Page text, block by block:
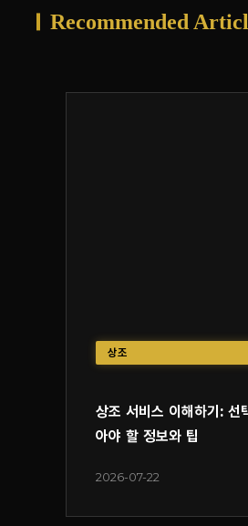
Recommended
상조
상조 서비스 이해하기: 선
아야 할 정보와 팁
2026-07-22